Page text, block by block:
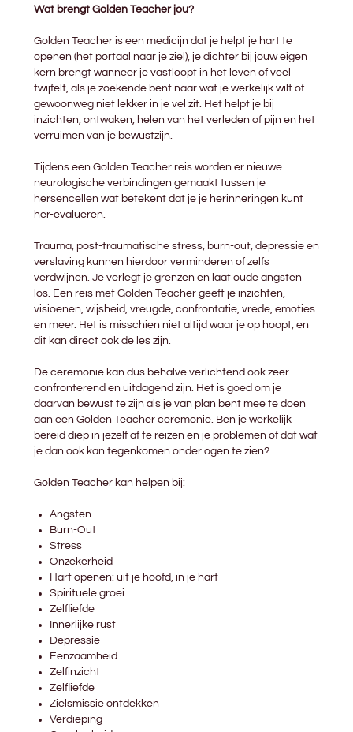
Wat brengt Golden Teacher jou?
Golden Teacher is een medicijn dat je helpt je hart te
openen (het portaal naar je ziel), je dichter bij jouw eigen
kern brengt wanneer je vastloopt in het leven of veel
twijfelt, als je zoekende bent naar wat je werkelijk wilt of
gewoonweg niet lekker in je vel zit. Het helpt je bij
inzichten, ontwaken, helen van het verleden of pijn en het
verruimen van je bewustzijn.
Tijdens een Golden Teacher reis worden er nieuwe
neurologische verbindingen gemaakt tussen je
hersencellen wat betekent dat je je herinneringen kunt
her-evalueren.
Trauma, post-traumatische stress, burn-out, depressie en
verslaving kunnen hierdoor verminderen of zelfs
verdwijnen. Je verlegt je grenzen en laat oude angsten
los. Een reis met Golden Teacher geeft je inzichten,
visioenen, wijsheid, vreugde, confrontatie, vrede, emoties
en meer. Het is misschien niet altijd waar je op hoopt, en
dit kan direct ook de les zijn.
De ceremonie kan dus behalve verlichtend ook zeer
confronterend en uitdagend zijn. Het is goed om je
daarvan bewust te zijn als je van plan bent mee te doen
aan een Golden Teacher ceremonie. Ben je werkelijk
bereid diep in jezelf af te reizen en je problemen of dat wat
je dan ook kan tegenkomen onder ogen te zien?
Golden Teacher kan helpen bij:
Angsten
Burn-Out
Stress
Onzekerheid
Hart openen: uit je hoofd, in je hart
Spirituele groei
Zelfliefde
Innerlijke rust
Depressie
Eenzaamheid
Zelfinzicht
Zelfliefde
Zielsmissie ontdekken
Verdieping